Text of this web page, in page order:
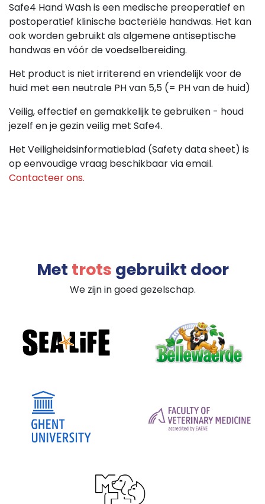
Safe4 Hand Wash is een medische preoperatief en
postoperatief klinische bacteriële handwas. Het kan
ook worden gebruikt als algemene antiseptische
handwas en vóór de voedselbereiding.
Het product is niet irriterend en vriendelijk voor de
huid met een neutrale PH van 5,5 (= PH van de huid)
Veilig, effectief en gemakkelijk te gebruiken - houd
jezelf en je gezin veilig met Safe4.
Het Veiligheidsinformatieblad (Safety data sheet) is
op eenvoudige vraag beschikbaar via email.
Contacteer ons.
Met trots gebruikt door
We zijn in goed gezelschap.